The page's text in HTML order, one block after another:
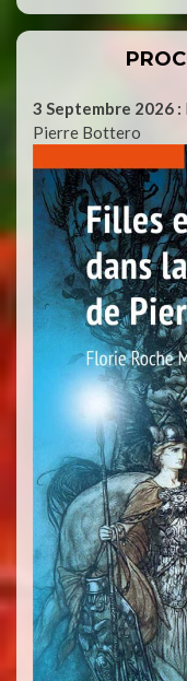
3 Septembre 2026 :
Pierre Bottero